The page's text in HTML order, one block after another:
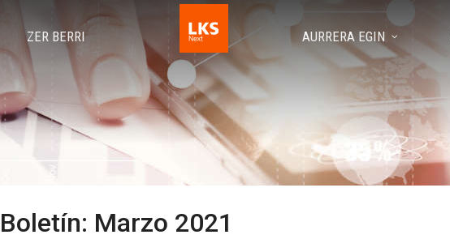
ZER BERRI AURRERA EGIN
Boletín: Marzo 2021